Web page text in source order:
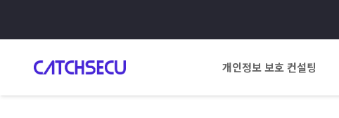
개인정보 보호 컨설팅